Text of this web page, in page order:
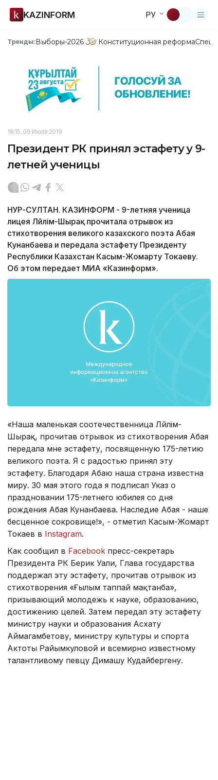
KAZINFORM РУ
Тренды:Выборы-2026 Конституционная реформа
19:15, 09 Июля 2019
Президент РК принял эстафету у 9-
летней ученицы
НУР-СУЛТАН. КАЗИНФОРМ - 9-летняя ученица
лицея Ләйлім-Шырақ прочитала отрывок из
стихотворения великого казахского поэта Абая
Кунанбаева и передала эстафету Президенту
Республики Казахстан Касым-Жомарту Токаеву.
Об этом передает МИА «Казинформ».
«Наша маленькая соотечественница Ләйлім-
Шырақ, прочитав отрывок из стихотворения Абая
передала мне эстафету, посвященную 175-летию
великого поэта. Я с радостью принял эту
эстафету. Благодаря Абаю наша страна известна
миру. 30 мая этого года я подписал Указ о
праздновании 175-летнего юбилея со дня
рождения Абая Кунанбаева. Наследие Абая - наше
бесценное сокровище!», - отметил Касым-Жомарт
Токаев в Instagram.
Как сообщил в Facebook пресс-секретарь
Президента РК Берик Уали, Глава государства
поддержал эту эстафету, прочитав отрывок из
стихотворения «Ғылым таппай мақтанба»,
призывающий молодежь к науке, образованию,
достижению целей. Затем передал эту эстафету
министру науки и образования Асхату
Аймагамбетову, министру культуры и спорта
Актоты Райымкуловой и всемирно известному
талантливому певцу Димашу Кудайбергену.